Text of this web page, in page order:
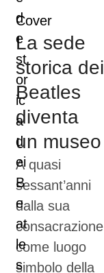
Cover
La sede
storica dei
Beatles
diventa
un museo
A quasi
sessant’anni
dalla sua
consacrazione
come luogo
simbolo della